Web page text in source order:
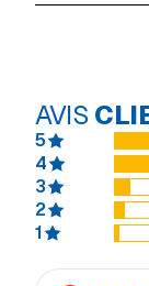
AVIS
5
4
3
2
1